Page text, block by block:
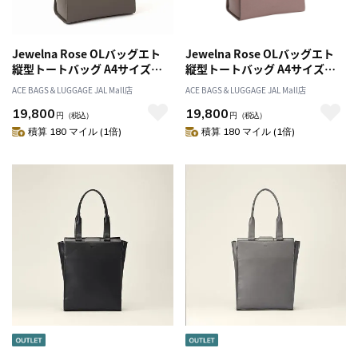
Jewelna Rose OLバッグエト
縦型トートバッグ A4サイズ
11932
ACE BAGS＆LUGGAGE JAL Mall店
19,800 円 （税込）
積算 180 マイル (1倍)
Jewelna Rose OLバッグエト
縦型トートバッグ A4サイズ
11932
ACE BAGS＆LUGGAGE JAL Mall店
19,800 円 （税込）
積算 180 マイル (1倍)